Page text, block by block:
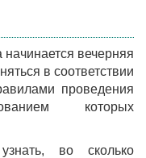
вечерняя
в соответствии
проведения
которых
во сколько